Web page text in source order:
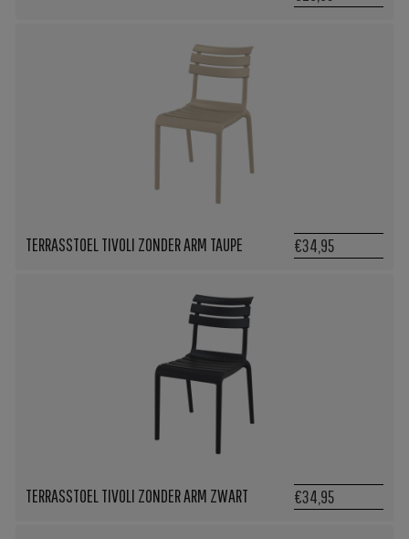
TERRASSTOEL TIVOLI ZONDER ARM TAUPE €34,95
TERRASSTOEL TIVOLI ZONDER ARM ZWART €34,95